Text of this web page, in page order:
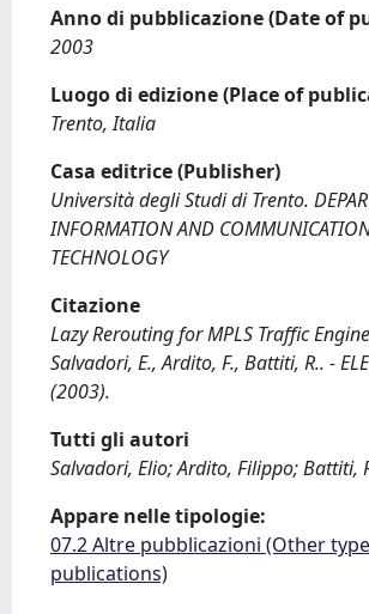
Anno di pubblicazione (Date of
2003
Luogo di edizione (Place of
Trento, Italia
Casa editrice (Publisher)
Università degli Studi di Trento.
INFORMATION AND
TECHNOLOGY
Citazione
Lazy Rerouting for MPLS Traffic
Salvadori, E., Ardito, F., Battiti, R.. -
(2003).
Tutti gli autori
Salvadori, Elio; Ardito, Filippo; Battiti,
Appare nelle tipologie:
07.2 Altre pubblicazioni (Other
publications)